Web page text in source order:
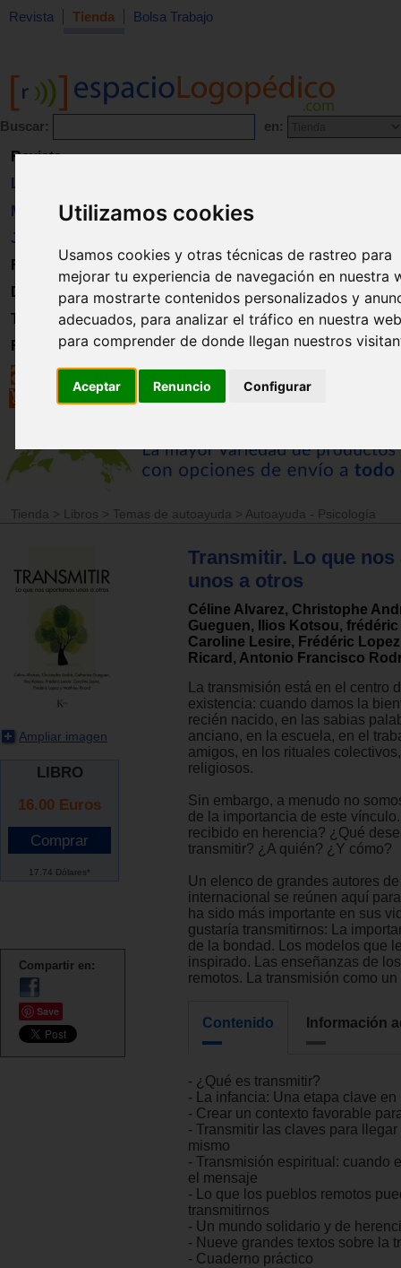
Utilizamos cookies
Usamos cookies y otras técnicas de rastreo para
mejorar tu experiencia de navegación en nuestra
para mostrarte contenidos personalizados y
adecuados, para analizar el tráfico en nuestra
para comprender de donde llegan nuestros
Aceptar Renuncio Configurar
Revista Tienda Bolsa Trabajo
Buscar: en:
Revista
Libros
Material
Juguetes
Formación
Directorio
Trabajo
Registro
Tienda > Libros > Temas de autoayuda > Autoayuda - Psicología
Ampliar imagen
LIBRO
16.00 Euros
17.74 Dólares*
Compartir en:
Save
Transmitir. Lo que
unos a otros
Céline Alvarez, Christophe
Gueguen, Ilios Kotsou,
Caroline Lesire, Frédéric
Ricard, Antonio Francisco
La transmisión está en el centro
existencia: cuando damos la
recién nacido, en las sabias
anciano, en la escuela, en el
amigos, en los rituales
religiosos.
Sin embargo, a menudo no
de la importancia de este
recibido en herencia? ¿Qué
transmitir? ¿A quién? ¿Y cómo?
Un elenco de grandes autores
internacional se reúnen aquí
ha sido más importante en sus
gustaría transmitirnos: La
de la bondad. Los modelos que
inspirado. Las enseñanzas de
remotos. La transmisión como un
Contenido Información
- ¿Qué es transmitir?
- La infancia: Una etapa clave
- Crear un contexto favorable
- Transmitir las claves para llegar
mismo
- Transmisión espiritual: cuando
el mensaje
- Lo que los pueblos remotos
transmitirnos
- Un mundo solidario y de
- Nueve grandes textos sobre la
- Cuaderno práctico